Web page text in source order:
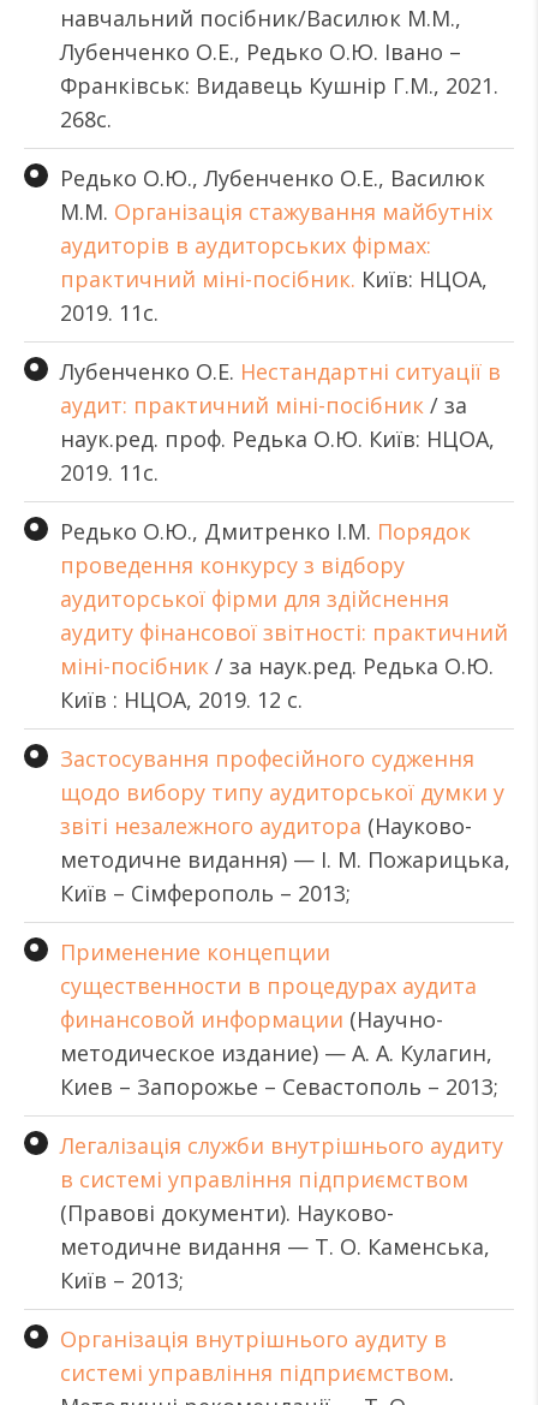
навчальний посібник/Василюк М.М.,
Лубенченко О.Е., Редько О.Ю. Івано –
Франківськ: Видавець Кушнір Г.М., 2021.
268с.
Редько О.Ю., Лубенченко О.Е., Василюк
М.М. Організація стажування майбутніх
аудиторів в аудиторських фірмах:
практичний міні-посібник. Київ: НЦОА,
2019. 11с.
Лубенченко О.Е. Нестандартні ситуації в
аудит: практичний міні-посібник / за
наук.ред. проф. Редька О.Ю. Київ: НЦОА,
2019. 11с.
Редько О.Ю., Дмитренко І.М. Порядок
проведення конкурсу з відбору
аудиторської фірми для здійснення
аудиту фінансової звітності: практичний
міні-посібник / за наук.ред. Редька О.Ю.
Київ : НЦОА, 2019. 12 с.
Застосування професійного судження
щодо вибору типу аудиторської думки у
звіті незалежного аудитора (Науково-
методичне видання) — І. М. Пожарицька,
Київ – Сімферополь – 2013;
Применение концепции
существенности в процедурах аудита
финансовой информации (Научно-
методическое издание) — А. А. Кулагин,
Киев – Запорожье – Севастополь – 2013;
Легалізація служби внутрішнього аудиту
в системі управління підприємством
(Правові документи). Науково-
методичне видання — Т. О. Каменська,
Київ – 2013;
Організація внутрішнього аудиту в
системі управління підприємством.